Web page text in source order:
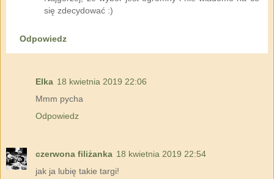
się zdecydować :)
Odpowiedz
Elka 18 kwietnia 2019 22:06
Mmm pycha
Odpowiedz
czerwona filiżanka 18 kwietnia 2019 22:54
jak ja lubię takie targi!